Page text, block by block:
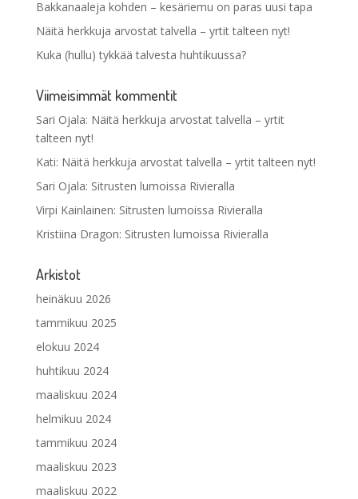
Bakkanaaleja kohden – kesäriemu on paras uusi tapa
Näitä herkkuja arvostat talvella – yrtit talteen nyt!
Kuka (hullu) tykkää talvesta huhtikuussa?
Viimeisimmät kommentit
Sari Ojala: Näitä herkkuja arvostat talvella – yrtit
talteen nyt!
Kati: Näitä herkkuja arvostat talvella – yrtit talteen nyt!
Sari Ojala: Sitrusten lumoissa Rivieralla
Virpi Kainlainen: Sitrusten lumoissa Rivieralla
Kristiina Dragon: Sitrusten lumoissa Rivieralla
Arkistot
heinäkuu 2026
tammikuu 2025
elokuu 2024
huhtikuu 2024
maaliskuu 2024
helmikuu 2024
tammikuu 2024
maaliskuu 2023
maaliskuu 2022